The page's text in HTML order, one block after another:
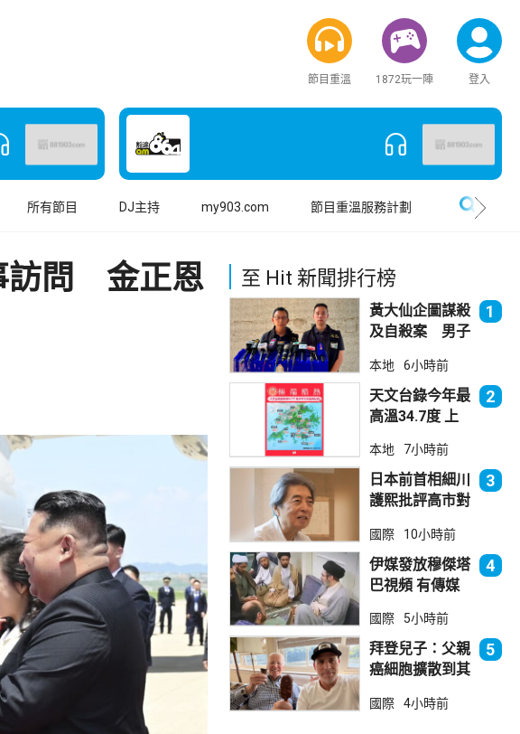
節目重溫 1872玩一陣 登入
所有節目 DJ主持 my903.com 節目重溫服務計劃
訪問 金正恩
至 Hit 新聞排行榜
黃大仙企圖謀殺
及自殺案 男子
墮樓亡
1
本地 6小時前
天文台錄今年最
高溫34.7度 上
2
本地 7小時前
日本前首相細川
護熙批評高市對
3
國際 10小時前
伊媒發放穆傑塔
巴視頻 有傳媒
4
國際 5小時前
拜登兒子：父親
癌細胞擴散到其
苦
5
國際 4小時前